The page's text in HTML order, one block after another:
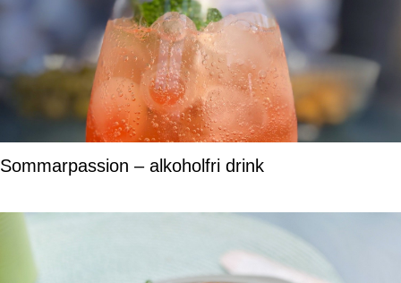
Sommarpassion – alkoholfri drink